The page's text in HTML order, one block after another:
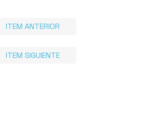
ITEM ANTERIOR
ITEM SIGUIENTE